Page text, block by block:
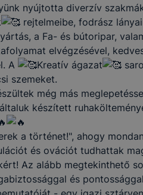
nyújtotta diverzív
rejtelmeibe, fodrász
a Fa- és bútoripar,
elvégzésével,
A
Kreatív ágazat
szemeket.
még más
készített
a történet!", ahogy
és ovációt tudhattak
Az alább megtekinthető
és